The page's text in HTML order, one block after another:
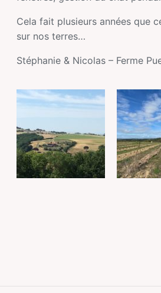
Cela fait plusieurs années que
sur nos terres…
Stéphanie & Nicolas – Ferme